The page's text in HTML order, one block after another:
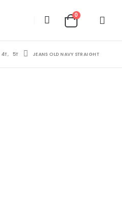
0
4T, 5T JEANS OLD NAVY STRAIGHT